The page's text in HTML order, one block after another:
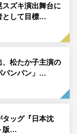
ズキ演出舞台に
として目標…
松たか子主演の
パンパン」…
ッグ『日本沈
版…